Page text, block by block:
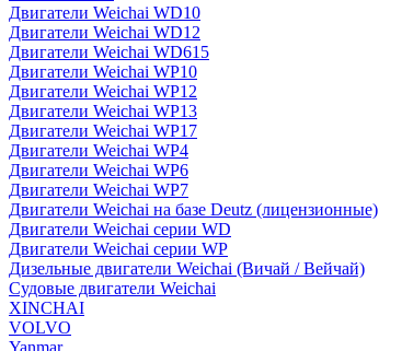
Двигатели Weichai WD10
Двигатели Weichai WD12
Двигатели Weichai WD615
Двигатели Weichai WP10
Двигатели Weichai WP12
Двигатели Weichai WP13
Двигатели Weichai WP17
Двигатели Weichai WP4
Двигатели Weichai WP6
Двигатели Weichai WP7
Двигатели Weichai на базе Deutz (лицензионные)
Двигатели Weichai серии WD
Двигатели Weichai серии WP
Дизельные двигатели Weichai (Вичай / Вейчай)
Судовые двигатели Weichai
XINCHAI
VOLVO
Yanmar